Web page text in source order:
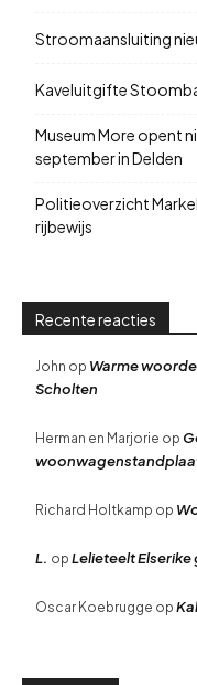
Stroomaansluiting
Kaveluitgifte
Museum More opent
september in Delden
Politieoverzicht
rijbewijs
Recente reacties
John op Warme
Scholten
Herman en Marjorie op
Richard Holtkamp op
L. op Lelieteelt
Oscar Koebrugge op